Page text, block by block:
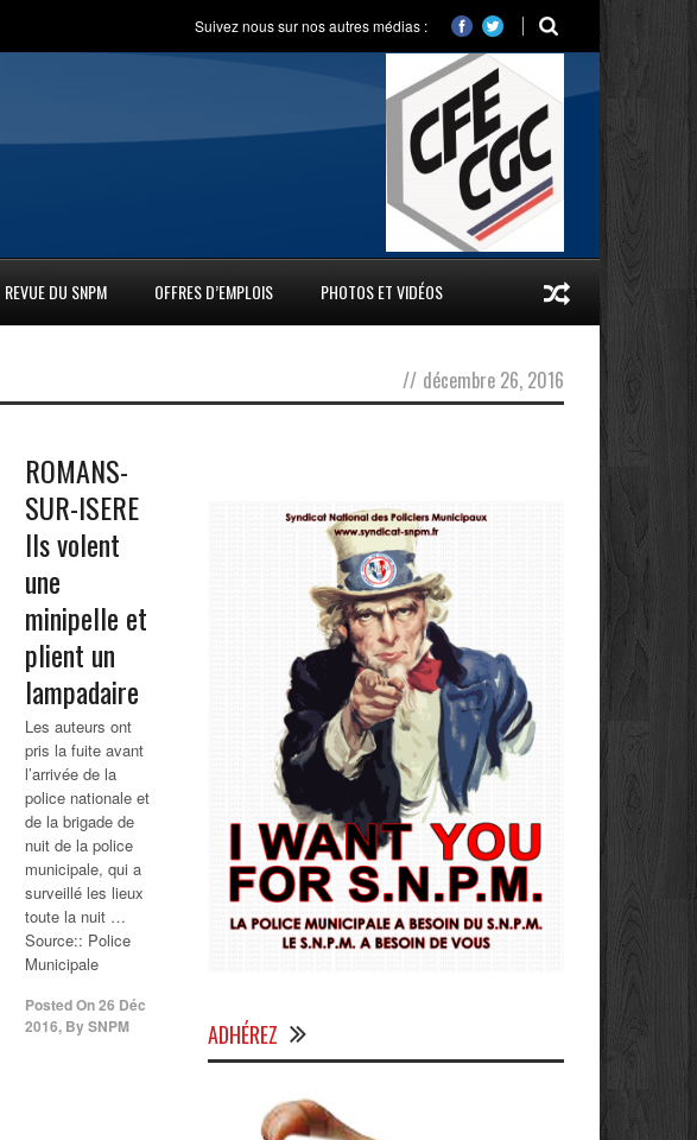
Suivez nous sur nos autres médias :
REVUE DU SNPM OFFRES D’EMPLOIS PHOTOS ET VIDÉOS
// décembre 26, 2016
ROMANS-
SUR-ISERE
Ils volent
une
minipelle et
plient un
lampadaire
Les auteurs ont
pris la fuite avant
l’arrivée de la
police nationale et
de la brigade de
nuit de la police
municipale, qui a
surveillé les lieux
toute la nuit …
Source:: Police
Municipale
Posted On26 Déc
2016, BySNPM ADHÉREZ